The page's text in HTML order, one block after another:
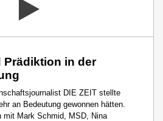
Prädiktion in der
DIE ZEIT stellte
an Bedeutung gewonnen hätten.
mit Mark Schmid, MSD, Nina